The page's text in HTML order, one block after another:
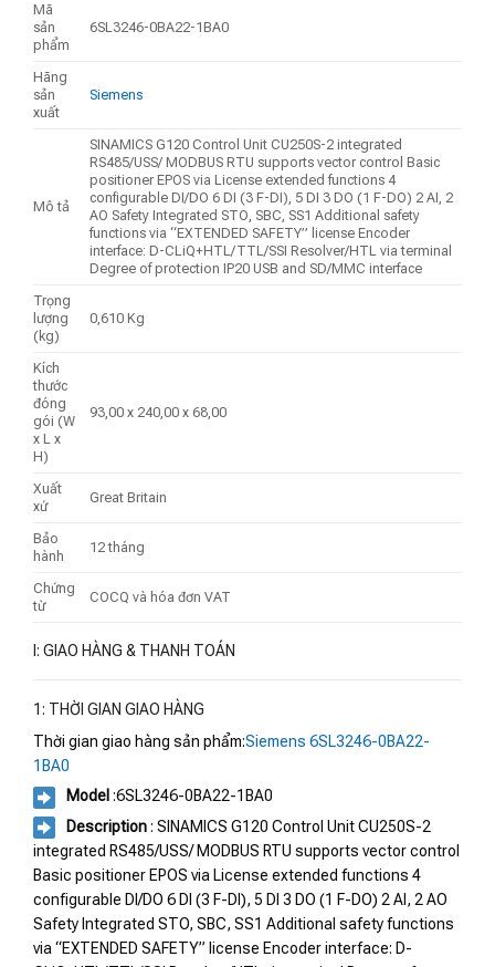
Mã
sản
phẩm
6SL3246-0BA22-1BA0
Hãng
sản
xuất
Siemens
Mô tả
SINAMICS G120 Control Unit CU250S-2 integrated
RS485/USS/ MODBUS RTU supports vector control Basic
positioner EPOS via License extended functions 4
configurable DI/DO 6 DI (3 F-DI), 5 DI 3 DO (1 F-DO) 2 AI, 2
AO Safety Integrated STO, SBC, SS1 Additional safety
functions via “EXTENDED SAFETY” license Encoder
interface: D-CLiQ+HTL/TTL/SSI Resolver/HTL via terminal
Degree of protection IP20 USB and SD/MMC interface
Trọng
lượng
(kg)
0,610 Kg
Kích
thước
đóng
gói (W
x L x
H)
93,00 x 240,00 x 68,00
Xuất
xứ
Great Britain
Bảo
hành
12 tháng
Chứng
từ
COCQ và hóa đơn VAT
I: GIAO HÀNG & THANH TOÁN
1: THỜI GIAN GIAO HÀNG
Thời gian giao hàng sản phẩm:Siemens 6SL3246-0BA22-
1BA0
Model :6SL3246-0BA22-1BA0
Description: SINAMICS G120 Control Unit CU250S-2
integrated RS485/USS/ MODBUS RTU supports vector control
Basic positioner EPOS via License extended functions 4
configurable DI/DO 6 DI (3 F-DI), 5 DI 3 DO (1 F-DO) 2 AI, 2 AO
Safety Integrated STO, SBC, SS1 Additional safety functions
via “EXTENDED SAFETY” license Encoder interface: D-